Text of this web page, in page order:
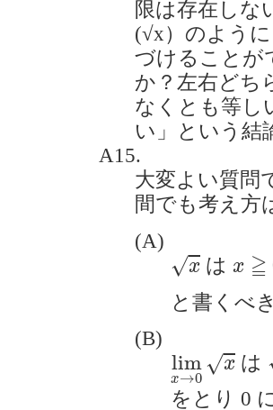
限は存在し
(√x）のよう
づけることが
か？左右どち
なくとも等し
い」という結
A15.
大変よい質問
間でも考え方
(A)
√x は x ≧
≧0
と書くべ
(B)
lim
x→0
√x
lim →0x
は
をとり 0